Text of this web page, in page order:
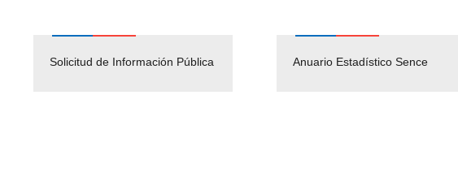
Solicitud de Información Pública Anuario Estadístico Sence
Proveedores
Empleos Públicos
Solicitud Audiencias y